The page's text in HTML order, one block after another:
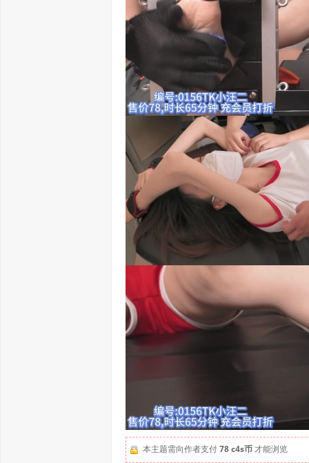
本主题需向作者支付78 c4s币才能浏览